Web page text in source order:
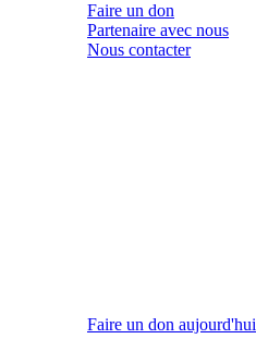
Faire un don
Partenaire avec nous
Nous contacter
Faire un don aujourd'hui